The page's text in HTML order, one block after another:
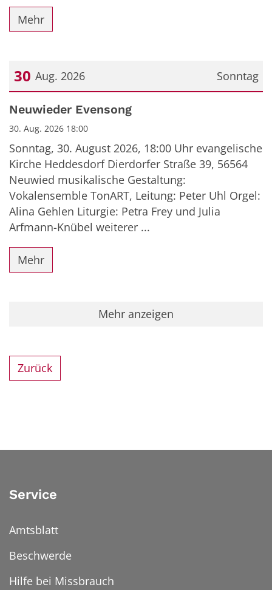
Mehr
Sonntag
30 Aug. 2026
Datum: 30. August 2026
Neuwieder Evensong
30. Aug. 2026 18:00
Sonntag, 30. August 2026, 18:00 Uhr evangelische
Kirche Heddesdorf Dierdorfer Straße 39, 56564
Neuwied musikalische Gestaltung:
Vokalensemble TonART, Leitung: Peter Uhl Orgel:
Alina Gehlen Liturgie: Petra Frey und Julia
Arfmann-Knübel weiterer ...
Mehr
Mehr anzeigen
Zurück
Service
Amtsblatt
Beschwerde
Hilfe bei Missbrauch